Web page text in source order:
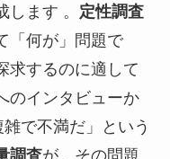
ます 。 定性調査
「何が」問題で
求するのに適して
のインタビューか
で不満だ」という
調査が、その問題